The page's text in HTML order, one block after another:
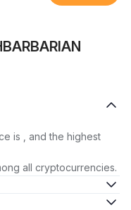
is , and the highest
all cryptocurrencies.